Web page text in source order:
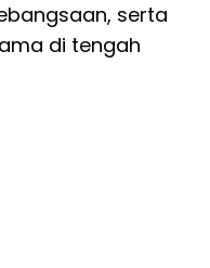
serta
di tengah